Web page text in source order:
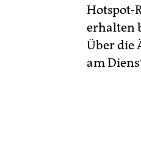
Hotspot-
erhalten
Über die
am